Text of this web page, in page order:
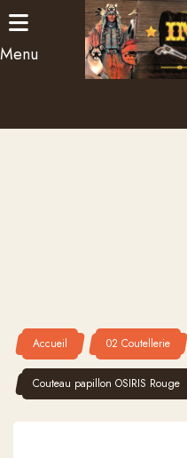
Menu
Accueil 02 Coutellerie
Couteau papillon OSIRIS Rouge
Panneau de gestion des cookies